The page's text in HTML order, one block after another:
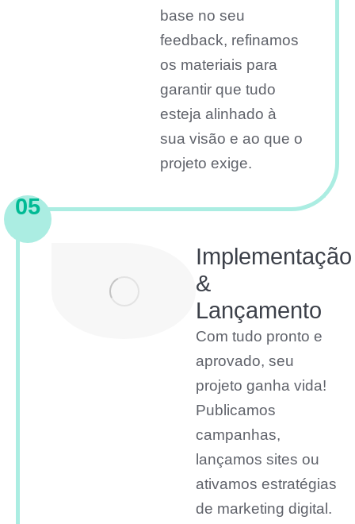
base no seu
feedback, refinamos
os materiais para
garantir que tudo
esteja alinhado à
sua visão e ao que o
projeto exige.
05
Implementação
&
Lançamento
Com tudo pronto e
aprovado, seu
projeto ganha vida!
Publicamos
campanhas,
lançamos sites ou
ativamos estratégias
de marketing digital.